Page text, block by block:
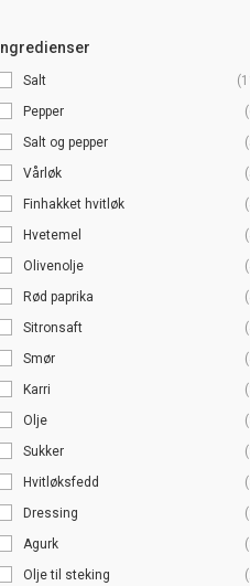
Ingredienser
Salt
Pepper
Salt og pepper
Vårløk
Finhakket hvitløk
Hvetemel
Olivenolje
Rød paprika
Sitronsaft
Smør
Karri
Olje
Sukker
Hvitløksfedd
Dressing
Agurk
Olje til steking